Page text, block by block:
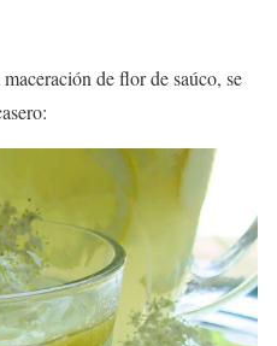
de flor de saúco, se